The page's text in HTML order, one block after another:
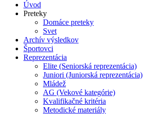
Úvod
Preteky
Domáce preteky
Svet
Archív výsledkov
Športovci
Reprezentácia
Elite (Seniorská reprezentácia)
Juniori (Juniorská reprezentácia)
Mládež
AG (Vekové kategórie)
Kvalifikačné kritéria
Metodické materiály